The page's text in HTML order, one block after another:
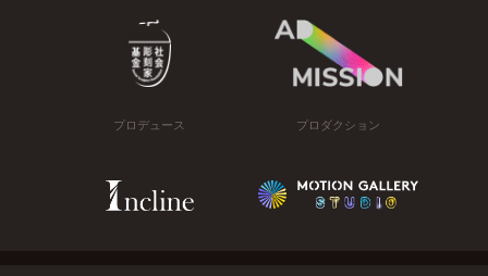
プロデュース プロダクション